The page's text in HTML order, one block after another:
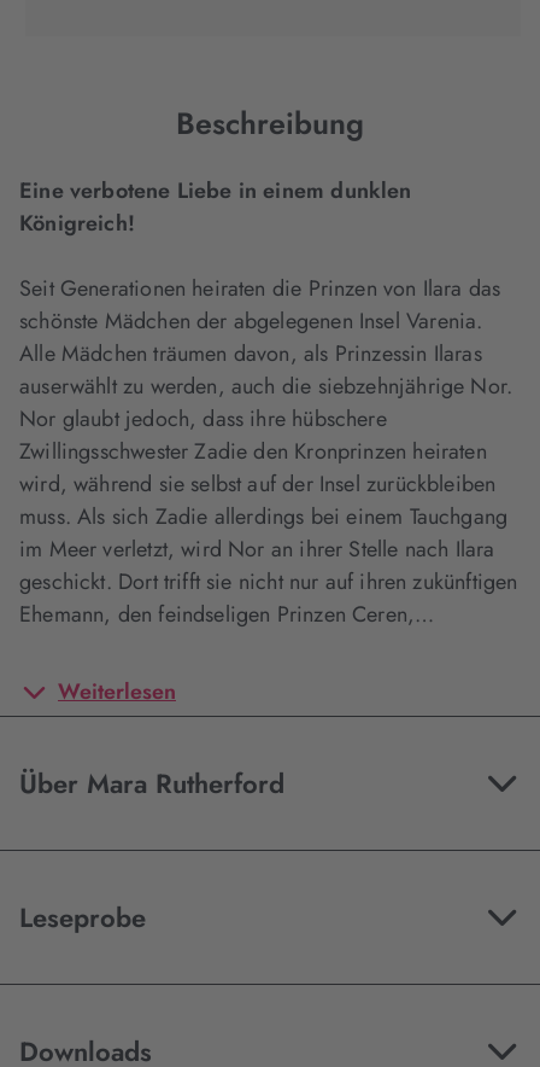
Beschreibung
Eine verbotene Liebe in einem dunklen
Königreich!
Seit Generationen heiraten die Prinzen von Ilara das
schönste Mädchen der abgelegenen Insel Varenia.
Alle Mädchen träumen davon, als Prinzessin Ilaras
auserwählt zu werden, auch die siebzehnjährige Nor.
Nor glaubt jedoch, dass ihre hübschere
Zwillingsschwester Zadie den Kronprinzen heiraten
wird, während sie selbst auf der Insel zurückbleiben
muss. Als sich Zadie allerdings bei einem Tauchgang
im Meer verletzt, wird Nor an ihrer Stelle nach Ilara
geschickt. Dort trifft sie nicht nur auf ihren zukünftigen
Ehemann, den feindseligen Prinzen Ceren,…
Weiterlesen
Über Mara Rutherford
Leseprobe
Downloads